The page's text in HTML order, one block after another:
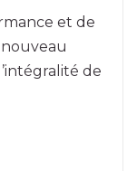
et de
de